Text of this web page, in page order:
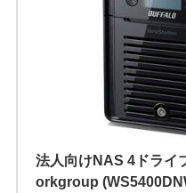
法人向けNAS 4ドライ
orkgroup